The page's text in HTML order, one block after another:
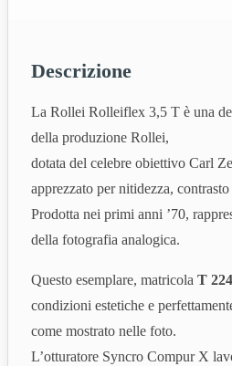
Descrizione
La Rollei Rolleiflex 3,5 T è una
della produzione Rollei,
dotata del celebre obiettivo Carl
apprezzato per nitidezza,
Prodotta nei primi anni ’70,
della fotografia analogica.
Questo esemplare, matricola T
condizioni estetiche e
come mostrato nelle foto.
L’otturatore Syncro Compur X